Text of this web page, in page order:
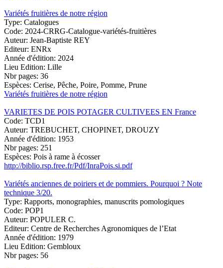
Variétés fruitières de notre région
Type: Catalogues
Code: 2024-CRRG-Catalogue-variétés-fruitières
Auteur: Jean-Baptiste REY
Editeur: ENRx
Année d'édition: 2024
Lieu Edition: Lille
Nbr pages: 36
Espèces: Cerise, Pêche, Poire, Pomme, Prune
Variétés fruitières de notre région
VARIETES DE POIS POTAGER CULTIVEES EN France
Code: TCD1
Auteur: TREBUCHET, CHOPINET, DROUZY
Année d'édition: 1953
Nbr pages: 251
Espèces: Pois à rame à écosser
http://biblio.rsp.free.fr/Pdf/InraPois.si.pdf
Variétés anciennes de poiriers et de pommiers. Pourquoi ? Note
technique 3/20.
Type: Rapports, monographies, manuscrits pomologiques
Code: POP1
Auteur: POPULER C.
Editeur: Centre de Recherches Agronomiques de l’Etat
Année d'édition: 1979
Lieu Edition: Gembloux
Nbr pages: 56